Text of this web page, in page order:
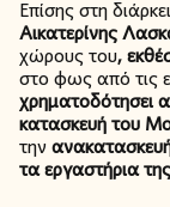
Επίσης στη
Αικατερίνης
χώρους του,
στο φως από τις
χρηματοδότησει
κατασκευή του
την
τα εργαστήρια της